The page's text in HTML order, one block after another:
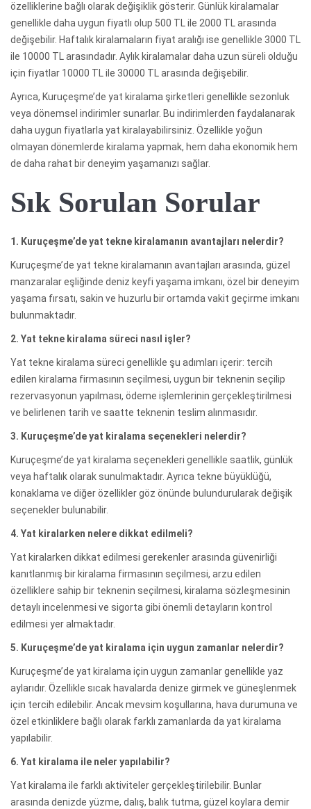
özelliklerine bağlı olarak değişiklik gösterir. Günlük kiralamalar
genellikle daha uygun fiyatlı olup 500 TL ile 2000 TL arasında
değişebilir. Haftalık kiralamaların fiyat aralığı ise genellikle 3000 TL
ile 10000 TL arasındadır. Aylık kiralamalar daha uzun süreli olduğu
için fiyatlar 10000 TL ile 30000 TL arasında değişebilir.
Ayrıca, Kuruçeşme’de yat kiralama şirketleri genellikle sezonluk
veya dönemsel indirimler sunarlar. Bu indirimlerden faydalanarak
daha uygun fiyatlarla yat kiralayabilirsiniz. Özellikle yoğun
olmayan dönemlerde kiralama yapmak, hem daha ekonomik hem
de daha rahat bir deneyim yaşamanızı sağlar.
Sık Sorulan Sorular
1. Kuruçeşme’de yat tekne kiralamanın avantajları nelerdir?
Kuruçeşme’de yat tekne kiralamanın avantajları arasında, güzel
manzaralar eşliğinde deniz keyfi yaşama imkanı, özel bir deneyim
yaşama fırsatı, sakin ve huzurlu bir ortamda vakit geçirme imkanı
bulunmaktadır.
2. Yat tekne kiralama süreci nasıl işler?
Yat tekne kiralama süreci genellikle şu adımları içerir: tercih
edilen kiralama firmasının seçilmesi, uygun bir teknenin seçilip
rezervasyonun yapılması, ödeme işlemlerinin gerçekleştirilmesi
ve belirlenen tarih ve saatte teknenin teslim alınmasıdır.
3. Kuruçeşme’de yat kiralama seçenekleri nelerdir?
Kuruçeşme’de yat kiralama seçenekleri genellikle saatlik, günlük
veya haftalık olarak sunulmaktadır. Ayrıca tekne büyüklüğü,
konaklama ve diğer özellikler göz önünde bulundurularak değişik
seçenekler bulunabilir.
4. Yat kiralarken nelere dikkat edilmeli?
Yat kiralarken dikkat edilmesi gerekenler arasında güvenirliği
kanıtlanmış bir kiralama firmasının seçilmesi, arzu edilen
özelliklere sahip bir teknenin seçilmesi, kiralama sözleşmesinin
detaylı incelenmesi ve sigorta gibi önemli detayların kontrol
edilmesi yer almaktadır.
5. Kuruçeşme’de yat kiralama için uygun zamanlar nelerdir?
Kuruçeşme’de yat kiralama için uygun zamanlar genellikle yaz
aylarıdır. Özellikle sıcak havalarda denize girmek ve güneşlenmek
için tercih edilebilir. Ancak mevsim koşullarına, hava durumuna ve
özel etkinliklere bağlı olarak farklı zamanlarda da yat kiralama
yapılabilir.
6. Yat kiralama ile neler yapılabilir?
Yat kiralama ile farklı aktiviteler gerçekleştirilebilir. Bunlar
arasında denizde yüzme, dalış, balık tutma, güzel koylara demir